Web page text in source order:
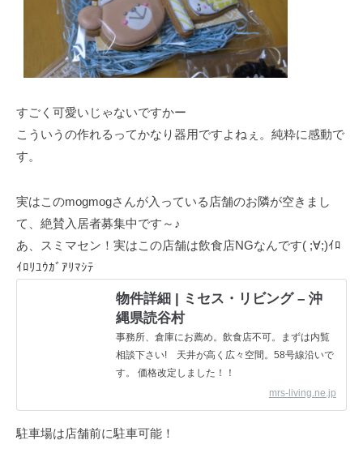
すごく可愛いじゃないですかー
こういうの作れるってかなり器用ですよねぇ。純粋に感動で
す。
実はこのmogmogさんが入っている店舗のお隣が空きまし
て、絶賛入居者募集中です～♪
あ、スミマセン！実はこの店舗は飲食店NGなんです( ;∀;)ｲﾛ
ｲﾛﾘﾕｳｶﾞｱﾘﾏｼﾃ
物件詳細 | ミセス・リビング – 沖
縄県読谷村
事務所、倉庫にお薦め。飲食店不可。まずは内覧
相談下さい! 天井が高く広々空間。58号線沿いで
す。 価格改定しました！！
mrs-living.ne.jp
駐車場は店舗前に駐車可能！